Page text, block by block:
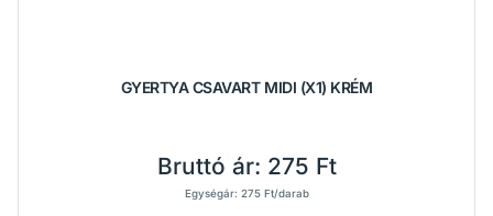
GYERTYA CSAVART MIDI (X1) KRÉM
Bruttó ár: 275 Ft
Egységár: 275 Ft/darab